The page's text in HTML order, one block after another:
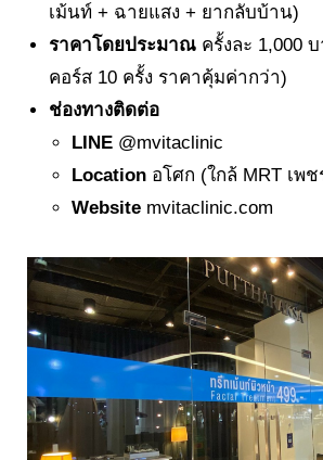
เม้นท์ + ฉายแสง + ยากลับบ้าน)
ราคาโดยประมาณ ครั้งละ 1,000
คอร์ส 10 ครั้ง ราคาคุ้มค่ากว่า)
ช่องทางติดต่อ
LINE@mvitaclinic
Locationอโศก (ใกล้ MRT เพช
Websitemvitaclinic.com